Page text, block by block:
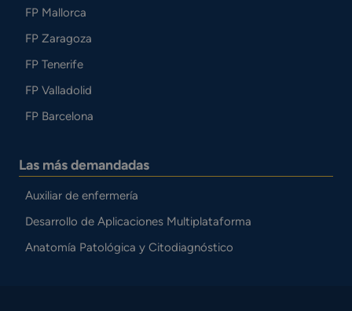
FP Mallorca
FP Zaragoza
FP Tenerife
FP Valladolid
FP Barcelona
Las más demandadas
Auxiliar de enfermería
Desarrollo de Aplicaciones Multiplataforma
Anatomía Patológica y Citodiagnóstico